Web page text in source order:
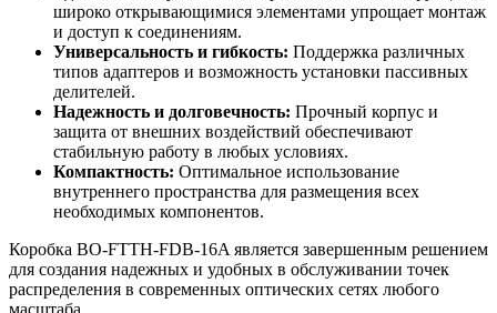
широко открывающимися элементами упрощает монтаж
и доступ к соединениям.
Универсальность и гибкость: Поддержка различных
типов адаптеров и возможность установки пассивных
делителей.
Надежность и долговечность: Прочный корпус и
защита от внешних воздействий обеспечивают
стабильную работу в любых условиях.
Компактность: Оптимальное использование
внутреннего пространства для размещения всех
необходимых компонентов.
Коробка BO-FTTH-FDB-16A является завершенным решением
для создания надежных и удобных в обслуживании точек
распределения в современных оптических сетях любого